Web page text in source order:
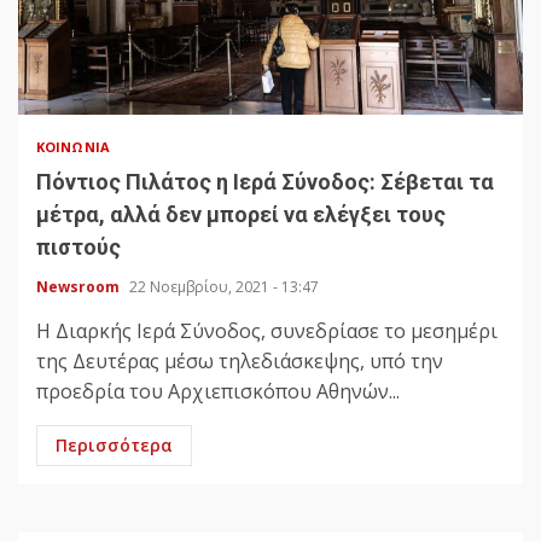
ΚΟΙΝΩΝΊΑ
Πόντιος Πιλάτος η Ιερά Σύνοδος: Σέβεται τα
μέτρα, αλλά δεν μπορεί να ελέγξει τους
πιστούς
Newsroom 22 Νοεμβρίου, 2021 - 13:47
Η Διαρκής Ιερά Σύνοδος, συνεδρίασε το μεσημέρι
της Δευτέρας μέσω τηλεδιάσκεψης, υπό την
προεδρία του Αρχιεπισκόπου Αθηνών...
Περισσότερα